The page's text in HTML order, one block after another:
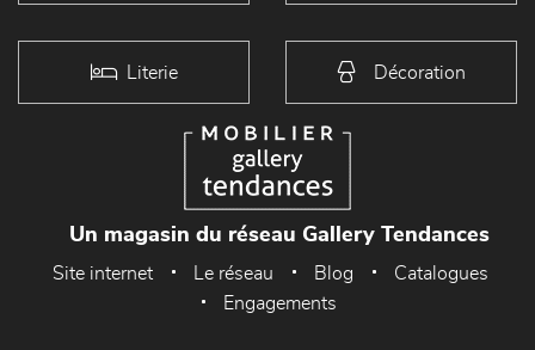
Literie Décoration
Un magasin du réseau Gallery Tendances
Site internet Le réseau Blog
Catalogues
Engagements